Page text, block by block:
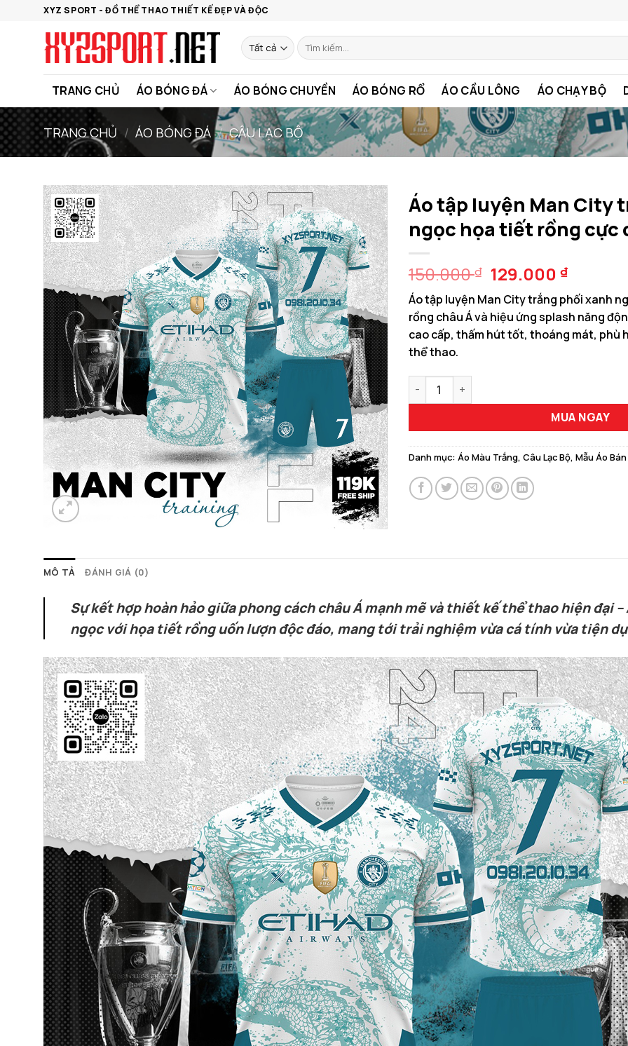
XYZ SPORT - ĐỒ THỂ THAO THIẾT KẾ ĐẸP VÀ ĐỘC
Tìm
kiếm:
TRANG CHỦ ÁO BÓNG ĐÁ ÁO BÓNG CHUYỀN ÁO BÓNG RỔ ÁO CẦU LÔNG ÁO CHẠY BỘ
TRANG CHỦ / ÁO BÓNG ĐÁ / CÂU LẠC BỘ
Áo tập luyện Man City
ngọc họa tiết rồng cực
150.000₫ Giá
gốc
là:
150.000 ₫.
129.000₫Giá
hiện
tại
là:
Áo tập luyện Man City trắng phối xanh
rồng châu Á và hiệu ứng splash năng
cao cấp, thấm hút tốt, thoáng mát, phù
thể thao.
Áo tập luyện Man City trắng xanh ngọc
MUA NGAY
Danh mục: Áo Màu Trắng, Câu Lạc Bộ, Mẫu Áo
MÔ TẢ ĐÁNH GIÁ (0)
Sự kết hợp hoàn hảo giữa phong cách châu Á mạnh mẽ và thiết kế thể thao hiện đại
ngọc với họa tiết rồng uốn lượn độc đáo, mang tới trải nghiệm vừa cá tính vừa tiện